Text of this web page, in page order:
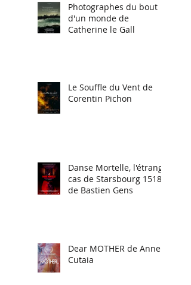
Photographes du bout
d'un monde de
Catherine le Gall
Le Souffle du Vent de
Corentin Pichon
Danse Mortelle, l'étrange
cas de Starsbourg 1518
de Bastien Gens
Dear MOTHER de Anne
Cutaia